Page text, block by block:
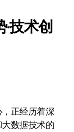
技术创
数据技术的